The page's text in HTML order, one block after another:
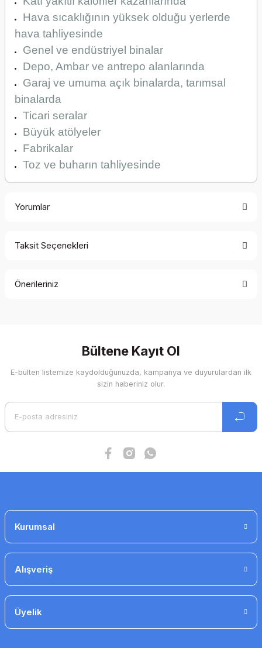
Hava sıcaklığının yüksek olduğu yerlerde
hava tahliyesinde
Genel ve endüstriyel binalar
Depo, Ambar ve antrepo alanlarında
Garaj ve umuma açık binalarda, tarımsal
binalarda
Ticari seralar
Büyük atölyeler
Fabrikalar
Toz ve buharın tahliyesinde
Yorumlar
Taksit Seçenekleri
Önerileriniz
Görüş ve önerileriniz için teşekkür ederiz.
Ürün resmi kalitesiz, bozuk veya görüntülenemiyor.
Bültene Kayıt Ol
E-bülten listemize kaydolduğunuzda, kampanya ve duyurulardan ilk
sizin haberiniz olur.
Kurumsal
Alışveriş
Üyelik